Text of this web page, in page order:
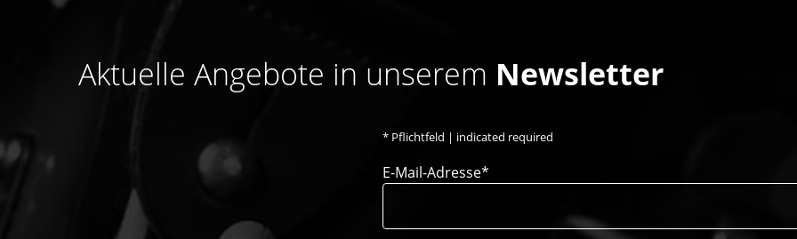
Aktuelle Angebote in unserem Newsletter
*Pflichtfeld | indicated required
E-Mail-Adresse*